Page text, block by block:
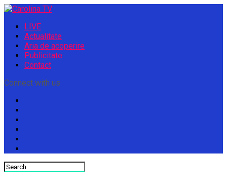
LIVE
Actualitate
Aria de acoperire
Publicitate
Contact
Connect with us